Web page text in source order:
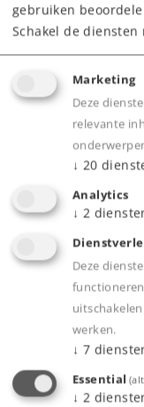
Highlights
Verlichting in
schakelbaar.
Met metalen
aangedreven.
Product
gebruiken
Schakel de
Marketing
Deze
relevante
↓ 20
Analytics
↓ 2
Deze
werken.
↓ 7
Essential
↓ 2